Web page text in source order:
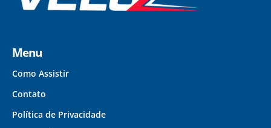
Menu
Como Assistir
Contato
Política de Privacidade